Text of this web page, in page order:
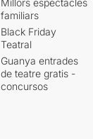
familiars
Black Friday
Teatral
Guanya entrades
de teatre gratis -
concursos